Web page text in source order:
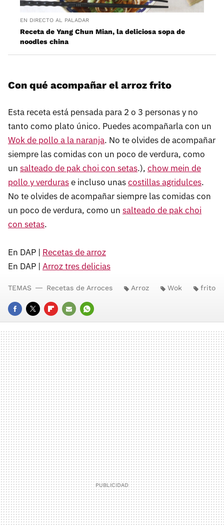
EN DIRECTO AL PALADAR
Receta de Yang Chun Mian, la deliciosa sopa de
noodles china
Con qué acompañar el arroz frito
Esta receta está pensada para 2 o 3 personas y no
tanto como plato único. Puedes acompañarla con un
Wok de pollo a la naranja. No te olvides de acompañar
siempre las comidas con un poco de verdura, como
un salteado de pak choi con setas.), chow mein de
pollo y verdurase incluso unascostillas agridulces.
No te olvides de acompañar siempre las comidas con
un poco de verdura, como un salteado de pak choi
con setas.
En DAP | Recetas de arroz
En DAP | Arroz tres delicias
FACEBOOK
TWITTERFLIPBOARD
E-
MAIL
WHATSAPP
TEMAS Recetas de Arroces Arroz Wok frito